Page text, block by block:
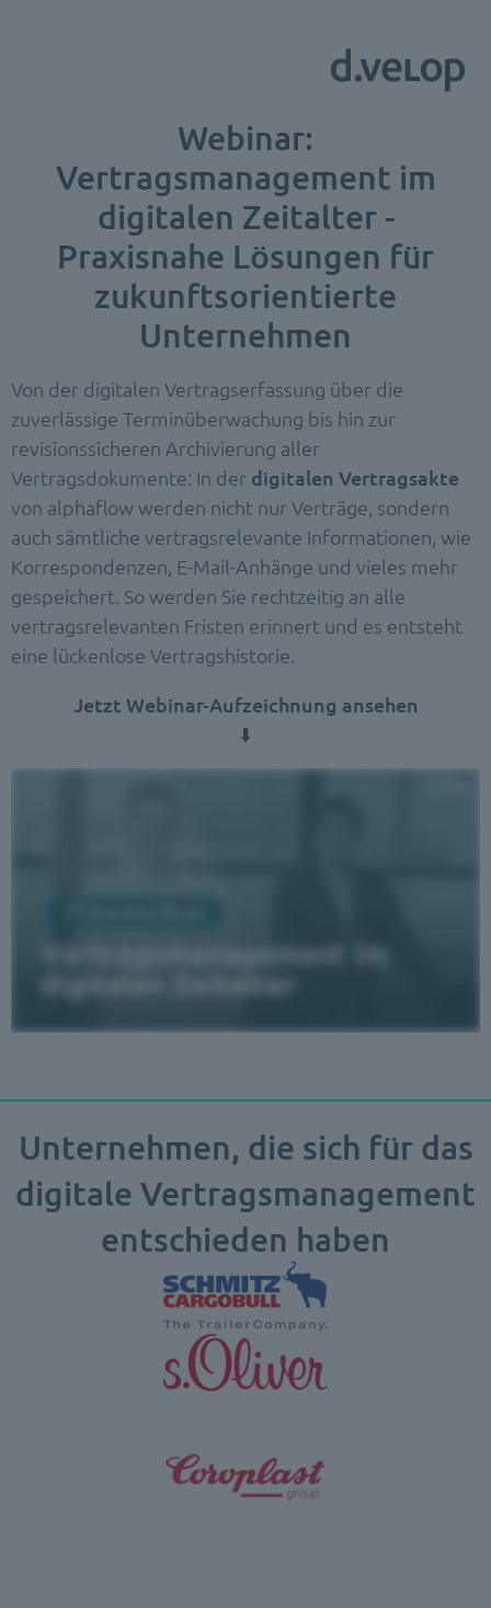
Webinar:
Vertragsmanagement im
digitalen Zeitalter -
Praxisnahe Lösungen für
zukunftsorientierte
Unternehmen
Von der digitalen Vertragserfassung über die
zuverlässige Terminüberwachung bis hin zur
revisionssicheren Archivierung aller
Vertragsdokumente: In der digitalen Vertragsakte
von alphaflow werden nicht nur Verträge, sondern
auch sämtliche vertragsrelevante Informationen, wie
Korrespondenzen, E-Mail-Anhänge und vieles mehr
gespeichert. So werden Sie rechtzeitig an alle
vertragsrelevanten Fristen erinnert und es entsteht
eine lückenlose Vertragshistorie.
Jetzt Webinar-Aufzeichnung ansehen
⬇️
Unternehmen, die sich für das
digitale Vertragsmanagement
entschieden haben